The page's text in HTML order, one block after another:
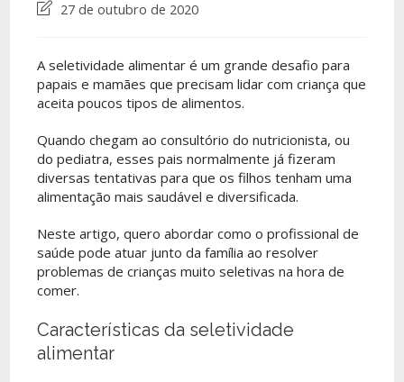
27 de outubro de 2020
A seletividade alimentar é um grande desafio para
papais e mamães que precisam lidar com criança que
aceita poucos tipos de alimentos.
Quando chegam ao consultório do nutricionista, ou
do pediatra, esses pais normalmente já fizeram
diversas tentativas para que os filhos tenham uma
alimentação mais saudável e diversificada.
Neste artigo, quero abordar como o profissional de
saúde pode atuar junto da família ao resolver
problemas de crianças muito seletivas na hora de
comer.
Características da seletividade
alimentar